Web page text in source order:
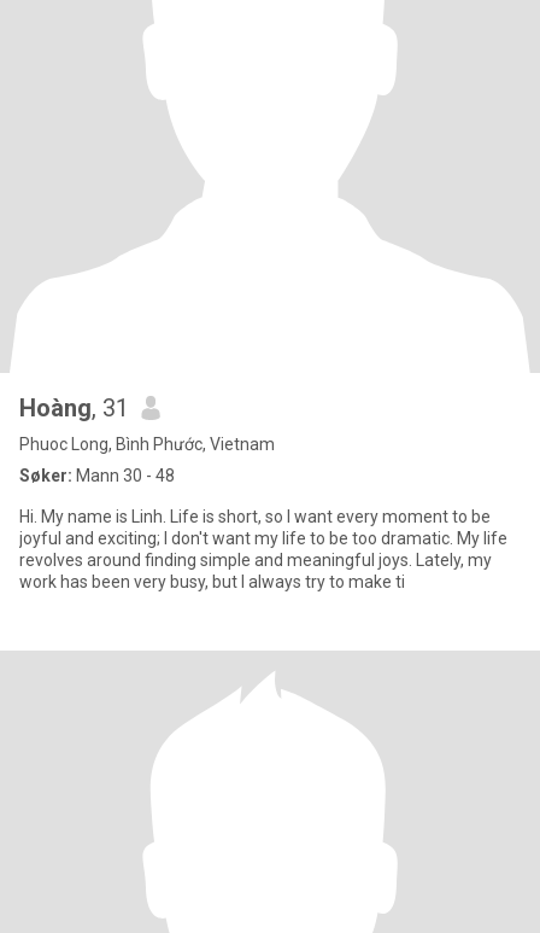
Hoàng, 31
Phuoc Long, Bình Phước, Vietnam
Søker: Mann 30 - 48
Hi. My name is Linh. Life is short, so I want every moment to be
joyful and exciting; I don't want my life to be too dramatic. My life
revolves around finding simple and meaningful joys. Lately, my
work has been very busy, but I always try to make ti